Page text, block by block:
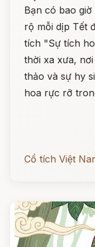
Bạn có bao
rộ mỗi dịp Tết
tích "Sự tích
thời xa xưa,
thảo và sự hy
hoa rực rỡ
Cổ tích Việt